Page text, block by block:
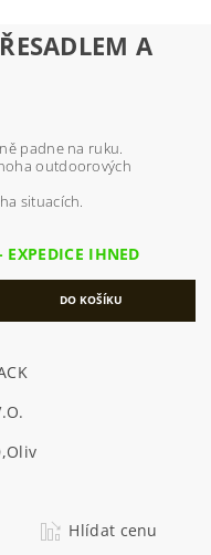
A
padne na ruku.
outdoorových
situacích.
EXPEDICE IHNED
,Oliv
Hlídat cenu